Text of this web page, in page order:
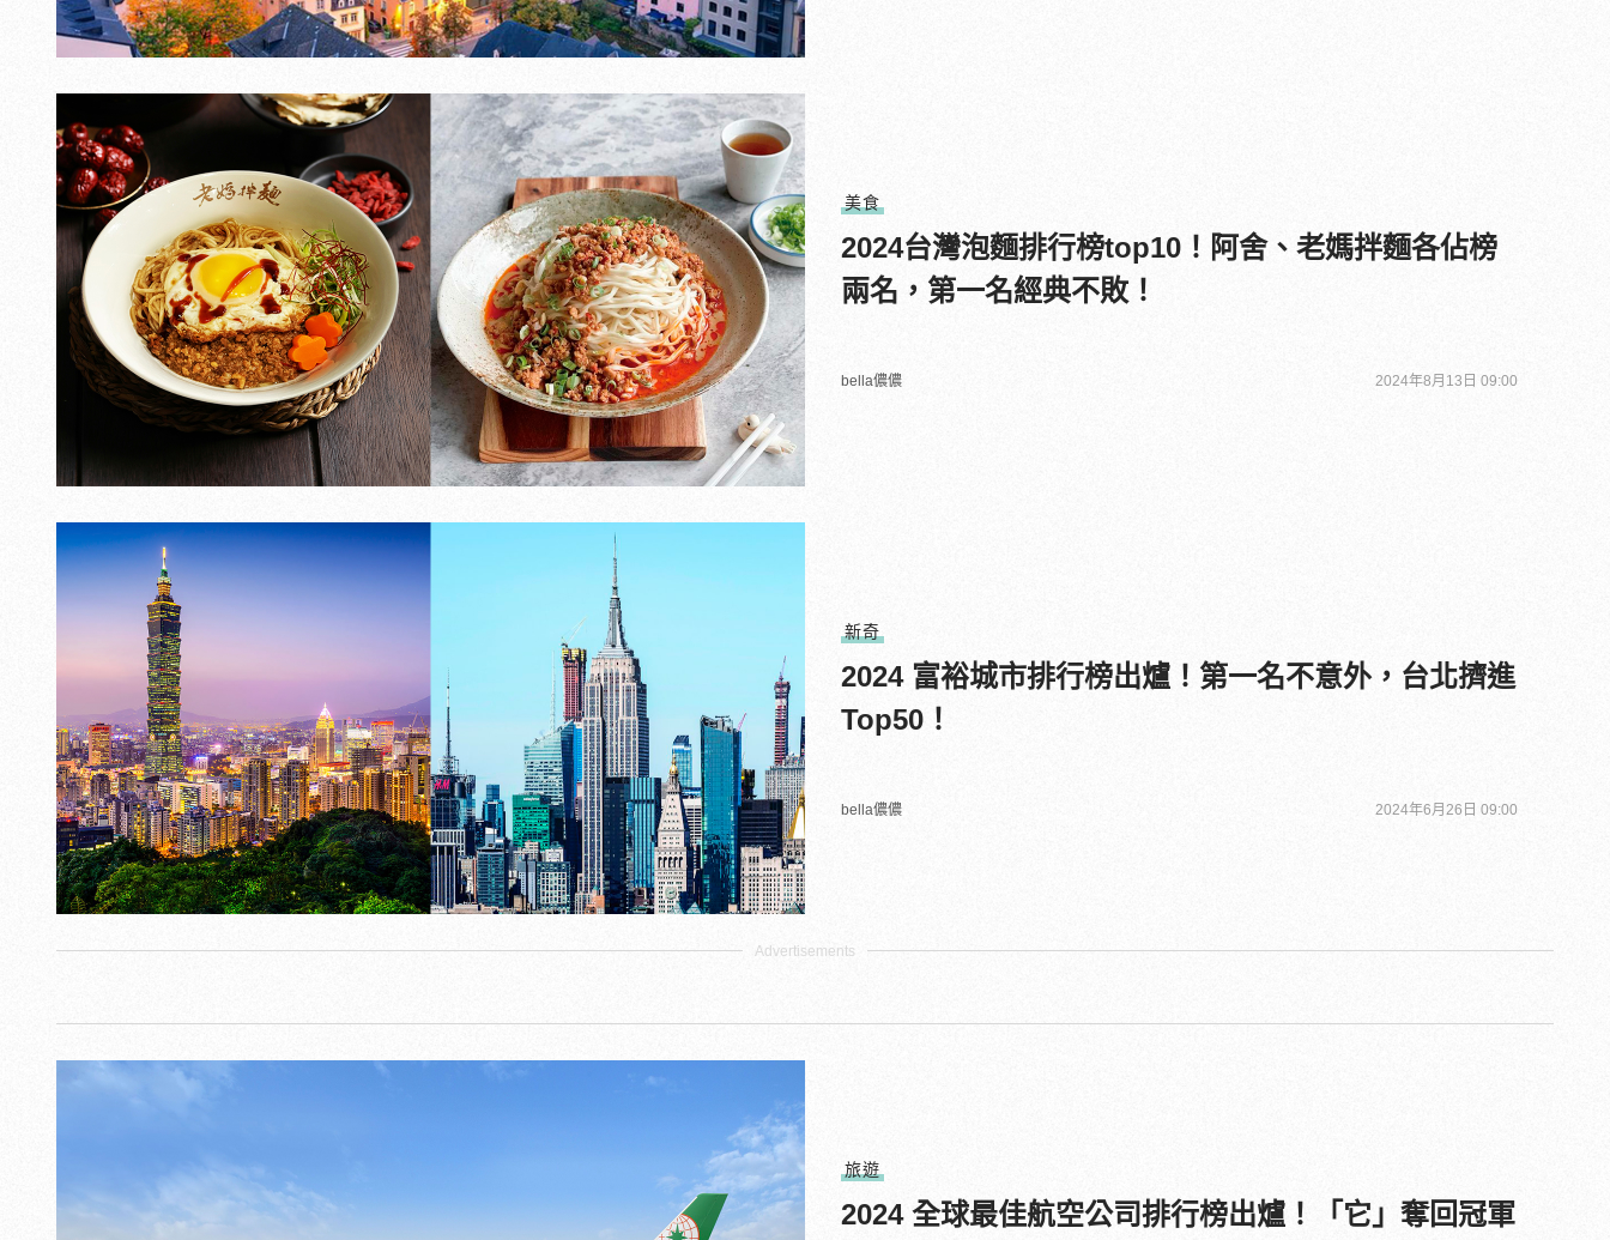
美食
2024台灣泡麵排行榜top10！阿舍、老媽拌麵各佔榜
兩名，第一名經典不敗！
bella儂儂 2024年8月13日 09:00
新奇
2024 富裕城市排行榜出爐！第一名不意外，台北擠進
Top50！
bella儂儂 2024年6月26日 09:00
旅遊
2024 全球最佳航空公司排行榜出爐！「它」奪回冠軍